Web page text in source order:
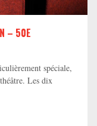
– 50E
spéciale,
Les dix